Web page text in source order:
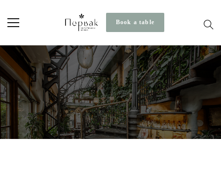
Book a table